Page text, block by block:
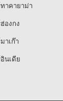
าคายาม่า
องกง
าเก๊า
นเดีย